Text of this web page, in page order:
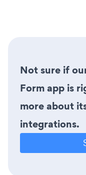
Not sure if
Form app is
more about
integrations.